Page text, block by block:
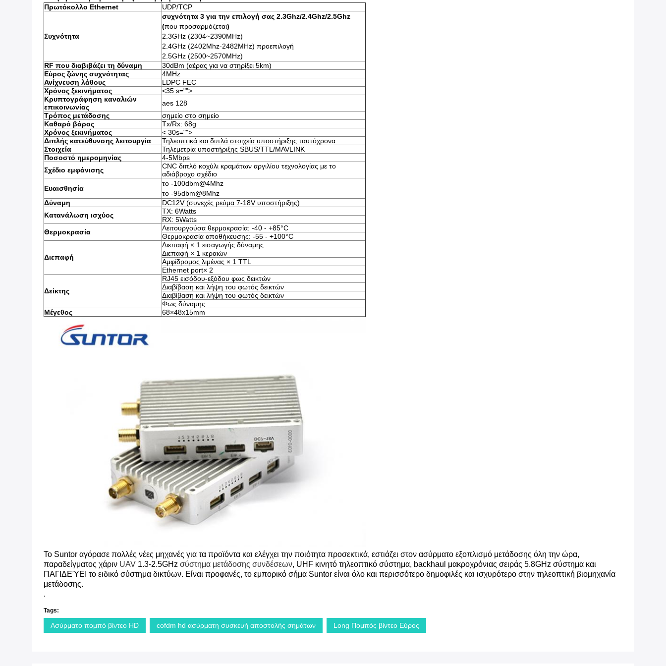
Πρωτόκολλο Ethernet
UDP/TCP
Συχνότητα
συχνότητα 3 για την επιλογή σας 2.3Ghz/2.4Ghz/2.5Ghz
(που προσαρμόζεται)
2.3GHz (2304~2390MHz)
2.4GHz (2402Mhz-2482MHz) προεπιλογή
2.5GHz (2500~2570MHz)
RF που διαβιβάζει τη δύναμη
30dBm (αέρας για να στηρίξει 5km)
Εύρος ζώνης συχνότητας
4MHz
Ανίχνευση λάθους
LDPC FEC
Χρόνος ξεκινήματος
<35 s="">
Κρυπτογράφηση καναλιών
επικοινωνίας
aes 128
Τρόπος μετάδοσης
σημείο στο σημείο
Καθαρό βάρος
Tx/Rx: 68g
Χρόνος ξεκινήματος
< 30s="">
Διπλής κατεύθυνσης λειτουργία
Τηλεοπτικά και διπλά στοιχεία υποστήριξης ταυτόχρονα
Στοιχεία
Τηλεμετρία υποστήριξης SBUS/TTL/MAVLINK
Ποσοστό ημερομηνίας
4-5Mbps
Σχέδιο εμφάνισης
CNC διπλό κοχύλι κραμάτων αργιλίου τεχνολογίας με το
αδιάβροχο σχέδιο
Ευαισθησία
το -100dbm@4Mhz
το -95dbm@8Mhz
Δύναμη
DC12V (συνεχές ρεύμα 7-18V υποστήριξης)
Κατανάλωση ισχύος
TX: 6Watts
RX: 5Watts
Θερμοκρασία
Λειτουργούσα θερμοκρασία: -40 - +85°C
Θερμοκρασία αποθήκευσης: -55 - +100°C
Διεπαφή
Διεπαφή × 1 εισαγωγής δύναμης
Διεπαφή × 1 κεραιών
Αμφίδρομος λιμένας × 1 TTL
Ethernet port× 2
Δείκτης
RJ45 εισόδου-εξόδου φως δεικτών
Διαβίβαση και λήψη του φωτός δεικτών
Διαβίβαση και λήψη του φωτός δεικτών
Φως δύναμης
Μέγεθος
68×48x15mm
Το Suntor αγόρασε πολλές νέες μηχανές για τα προϊόντα και ελέγχει την ποιότητα προσεκτικά, εστιάζει στον ασύρματο εξοπλισμό μετάδοσης όλη την ώρα,
παραδείγματος χάριν UAV 1.3-2.5GHz σύστημα μετάδοσης συνδέσεων, UHF κινητό τηλεοπτικό σύστημα, backhaul μακροχρόνιας σειράς 5.8GHz σύστημα και
ΠΑΓΙΔΕΎΕΙ το ειδικό σύστημα δικτύων. Είναι προφανές, το εμπορικό σήμα Suntor είναι όλο και περισσότερο δημοφιλές και ισχυρότερο στην τηλεοπτική βιομηχανία
μετάδοσης.
.
Tags:
Ασύρματο πομπό βίντεο HD cofdm hd ασύρματη συσκευή αποστολής σημάτων Long Πομπός βίντεο Εύρος